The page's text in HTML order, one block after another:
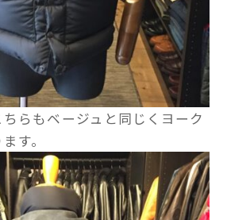
らもベージュと同じくヨーク
す。